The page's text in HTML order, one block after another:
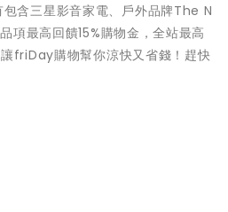
含三星影音家電、戶外品牌The N
最高回饋15%購物金，全站最高
friDay購物幫你涼快又省錢！趕快